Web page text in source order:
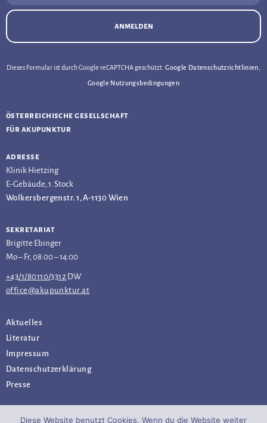
anmelden
Dieses Formular ist durch Google reCAPTCHA geschützt.Google Datenschutzrichtlinien
Google Nutzungsbedingungen
österreichische gesellschaft
für akupunktur
adresse
Klinik Hietzing
E-Gebäude, 1. Stock
Wolkersbergenstr. 1, A-1130 Wien
sekretariat
Brigitte Ebinger
Mo – Fr, 08:00 – 14:00
+43/1/80110/3312 DW
office@akupunktur.at
Aktuelles
Literatur
Impressum
Datenschutz­erklärung
Presse
Diese Website benutzt Cookies. Wenn du die Website weiter